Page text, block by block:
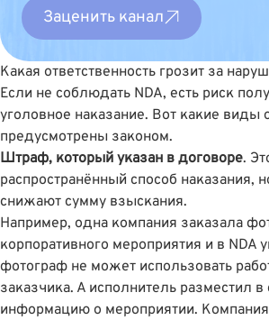
Заценить канал
Какая ответственность грозит за
Если не соблюдать NDA, есть риск
уголовное наказание. Вот какие виды
предусмотрены законом.
Штраф, который указан в договоре.
распространённый способ наказания,
снижают сумму взыскания.
Например, одна компания заказала
корпоративного мероприятия и в NDA
фотограф не может использовать
заказчика. А исполнитель разместил
информацию о мероприятии.